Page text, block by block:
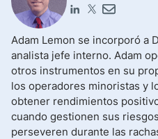
Adam Lemon se incorporó a
analista jefe interno. Adam
otros instrumentos en su
los operadores minoristas y
obtener rendimientos
cuando gestionen sus
perseveren durante las